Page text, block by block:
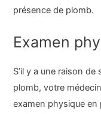
présence de plomb.
Examen
S’il y a une raison
plomb, votre
examen physique en